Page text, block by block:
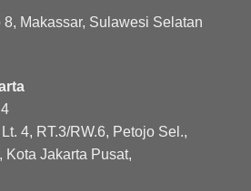
Makassar, Sulawesi Selatan
4, RT.3/RW.6, Petojo Sel.,
Kota Jakarta Pusat,